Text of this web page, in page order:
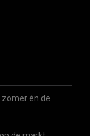
zomer én de